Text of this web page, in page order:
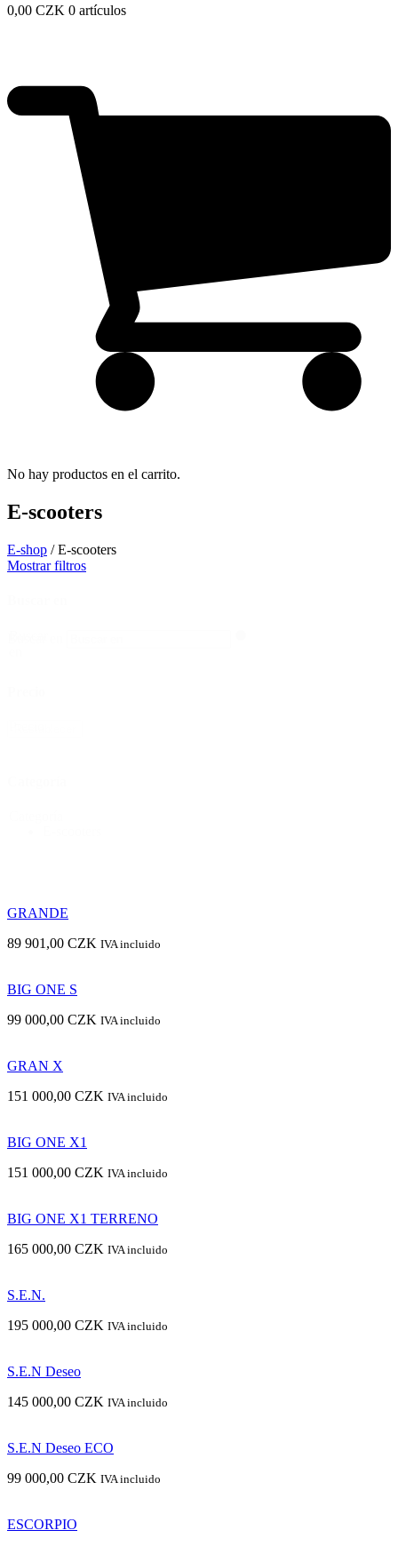
0,00 CZK 0 artículos
No hay productos en el carrito.
E-scooters
E-shop / E-scooters
Mostrar filtros
GRANDE
89 901,00 CZK IVA incluido
BIG ONE S
99 000,00 CZK IVA incluido
GRAN X
151 000,00 CZK IVA incluido
BIG ONE X1
151 000,00 CZK IVA incluido
BIG ONE X1 TERRENO
165 000,00 CZK IVA incluido
S.E.N.
195 000,00 CZK IVA incluido
S.E.N Deseo
145 000,00 CZK IVA incluido
S.E.N Deseo ECO
99 000,00 CZK IVA incluido
ESCORPIO